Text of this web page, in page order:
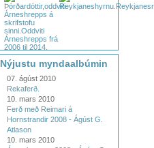
Nýjustu myndaalbúmin
07. ágúst 2010
Rekaferð.
10. mars 2010
Ferð með Reimari á
Hornstrandir 2008 - Ágúst G.
Atlason
10. mars 2010